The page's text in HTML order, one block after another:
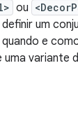
ou
um
e
uma variante